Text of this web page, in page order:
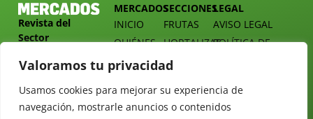
Valoramos tu privacidad
Usamos cookies para mejorar su experiencia de
navegación, mostrarle anuncios o contenidos
Revista del
Sector
Presidente
Cárdenas nº
MERCADOS
INICIO
QUIÉNES
DOSSIER
TARIFAS
REVISTAS
SECCIONES
FRUTAS
HORTALIZAS
EMPRESA
ALIMENTACIÓN
OPINIÓN
LEGAL
AVISO LEGAL
POLÍTICA DE